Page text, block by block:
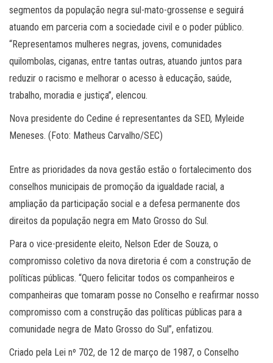
segmentos da população negra sul-mato-grossense e seguirá
atuando em parceria com a sociedade civil e o poder público.
“Representamos mulheres negras, jovens, comunidades
quilombolas, ciganas, entre tantas outras, atuando juntos para
reduzir o racismo e melhorar o acesso à educação, saúde,
trabalho, moradia e justiça”, elencou.
Nova presidente do Cedine é representantes da SED, Myleide
Meneses. (Foto: Matheus Carvalho/SEC)
Entre as prioridades da nova gestão estão o fortalecimento dos
conselhos municipais de promoção da igualdade racial, a
ampliação da participação social e a defesa permanente dos
direitos da população negra em Mato Grosso do Sul.
Para o vice-presidente eleito, Nelson Eder de Souza, o
compromisso coletivo da nova diretoria é com a construção de
políticas públicas. “Quero felicitar todos os companheiros e
companheiras que tomaram posse no Conselho e reafirmar nosso
compromisso com a construção das políticas públicas para a
comunidade negra de Mato Grosso do Sul”, enfatizou.
Criado pela Lei nº 702, de 12 de março de 1987, o Conselho